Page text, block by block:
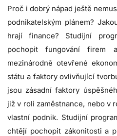
Proč i dobrý nápad ještě
podnikatelským plánem?
hrají finance? Studijní
pochopit fungování firem
mezinárodně otevřené
státu a faktory ovlivňující
jsou zásadní faktory
již v roli zaměstnance, nebo v
vlastní podnik. Studijní
chtějí pochopit zákonitosti a